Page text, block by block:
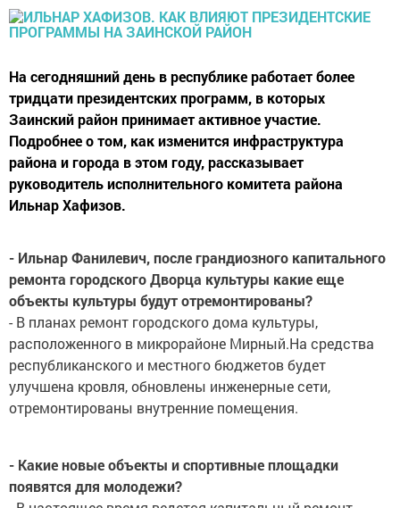
На сегодняшний день в республике работает более
тридцати президентских программ, в которых
Заинский район принимает активное участие.
Подробнее о том, как изменится инфраструктура
района и города в этом году, рассказывает
руководитель исполнительного комитета района
Ильнар Хафизов.
- Ильнар Фанилевич, после грандиозного капитального
ремонта городского Дворца культуры какие еще
объекты культуры будут отремонтированы?
- В планах ремонт городского дома культуры,
расположенного в микрорайоне Мирный.На средства
республиканского и местного бюджетов будет
улучшена кровля, обновлены инженерные сети,
отремонтированы внутренние помещения.
- Какие новые объекты и спортивные площадки
появятся для молодежи?